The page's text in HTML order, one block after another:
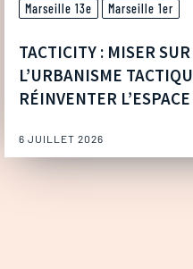
Marseille 13e
Marseille 1er
TACTICITY : MISER SUR
L’URBANISME
RÉINVENTER
6 JUILLET 2026